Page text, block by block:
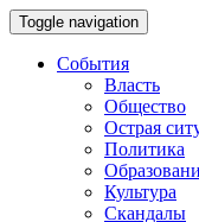
Toggle navigation
События
Власть
Общество
Острая
Политика
Культура
Скандалы